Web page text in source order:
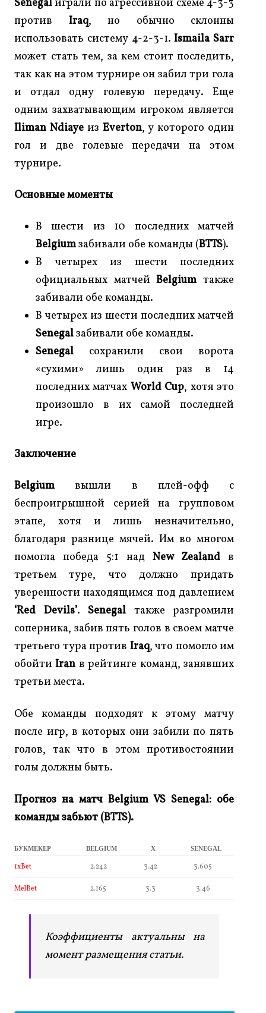
Senegalиграли по агрессивной схеме 4-3-3
против Iraq, но обычно склонны
использовать систему 4-2-3-1.Ismaila Sarr
может стать тем, за кем стоит последить,
так как на этом турнире он забил три гола
и отдал одну голевую передачу. Еще
одним захватывающим игроком является
Iliman Ndiayeиз Everton, у которого один
гол и две голевые передачи на этом
турнире.
Основные моменты
В шести из 10 последних матчей
Belgiumзабивали обе команды (BTTS).
В четырех из шести последних
официальных матчейBelgiumтакже
забивали обе команды.
В четырех из шести последних матчей
Senegalзабивали обе команды.
Senegal сохранили свои ворота
«сухими» лишь один раз в 14
последних матчах World Cup, хотя это
произошло в их самой последней
игре.
Заключение
Belgiumвышли в плей-офф с
беспроигрышной серией на групповом
этапе, хотя и лишь незначительно,
благодаря разнице мячей. Им во многом
помогла победа 5:1 над New Zealandв
третьем туре, что должно придать
уверенности находящимся под давлением
‘Red Devils’. Senegal также разгромили
соперника, забив пять голов в своем матче
третьего тура против Iraq, что помогло им
обойтиIran в рейтинге команд, занявших
третьи места.
Обе команды подходят к этому матчу
после игр, в которых они забили по пять
голов, так что в этом противостоянии
голы должны быть.
Прогноз на матч Belgium VS Senegal: обе
команды забьют (BTTS).
БУКМЕКЕР BELGIUM X SENEGAL
1xBet 2.242 3.42 3.605
MelBet 2.165 3.3 3.46
Коэффициенты актуальны на
момент размещения статьи.